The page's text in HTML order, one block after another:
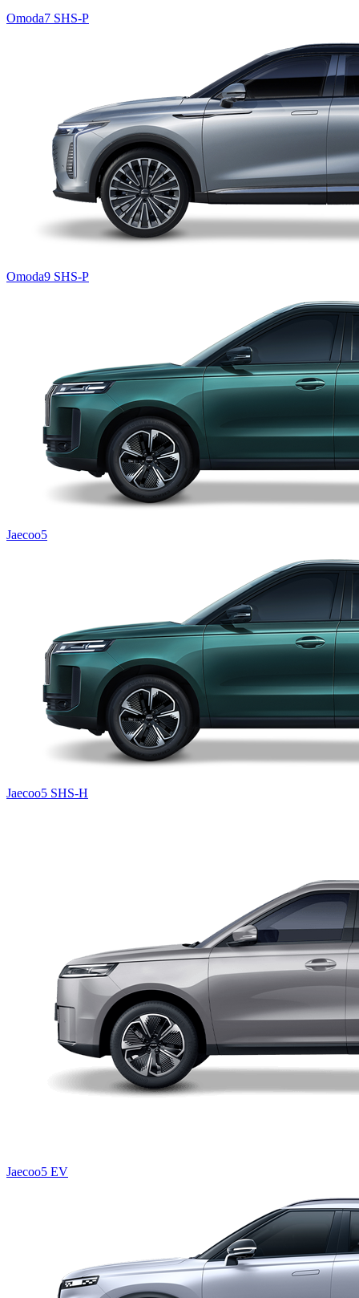
Omoda7 SHS-P
Omoda9 SHS-P
Jaecoo5
Jaecoo5 SHS-H
Jaecoo5 EV